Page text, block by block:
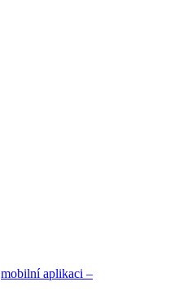
mobilní aplikaci –